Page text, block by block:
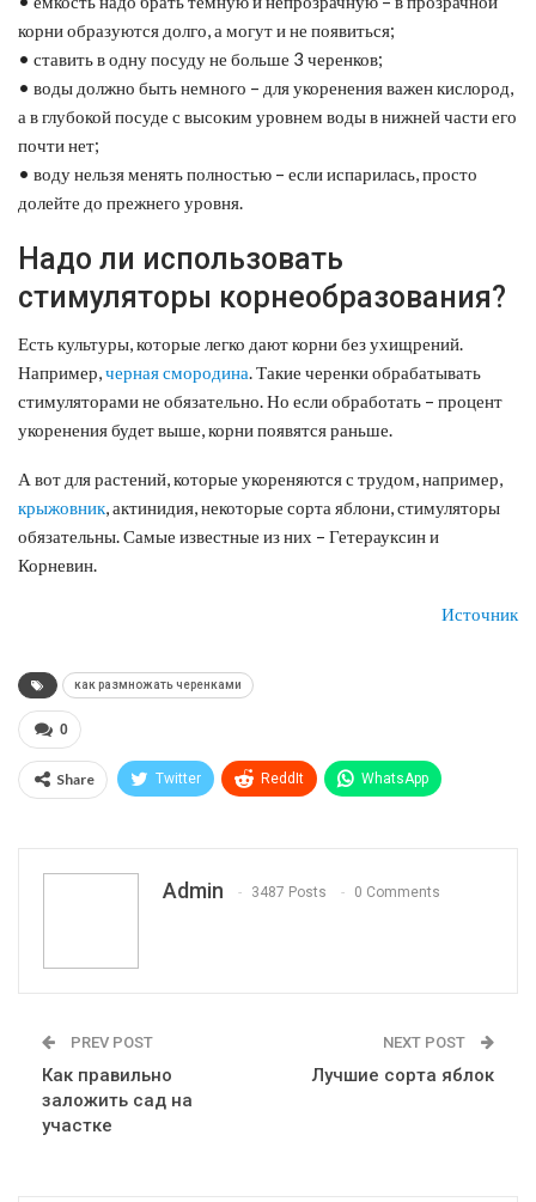
корни образуются долго, а могут и не появиться;
• ставить в одну посуду не больше 3 черенков;
• воды должно быть немного – для укоренения важен кислород,
а в глубокой посуде с высоким уровнем воды в нижней части его
почти нет;
• воду нельзя менять полностью – если испарилась, просто
долейте до прежнего уровня.
Надо ли использовать
стимуляторы корнеобразования?
Есть культуры, которые легко дают корни без ухищрений.
Например,черная смородина. Такие черенки обрабатывать
стимуляторами не обязательно. Но если обработать – процент
укоренения будет выше, корни появятся раньше.
А вот для растений, которые укореняются с трудом, например,
крыжовник, актинидия, некоторые сорта яблони, стимуляторы
обязательны. Самые известные из них – Гетерауксин и
Корневин.
Источник
как размножать черенками
0
Share Twitter ReddIt WhatsApp
Admin 3487 Posts 0 Comments
PREV POST
Как правильно
заложить сад на
участке
NEXT POST
Лучшие сорта яблок